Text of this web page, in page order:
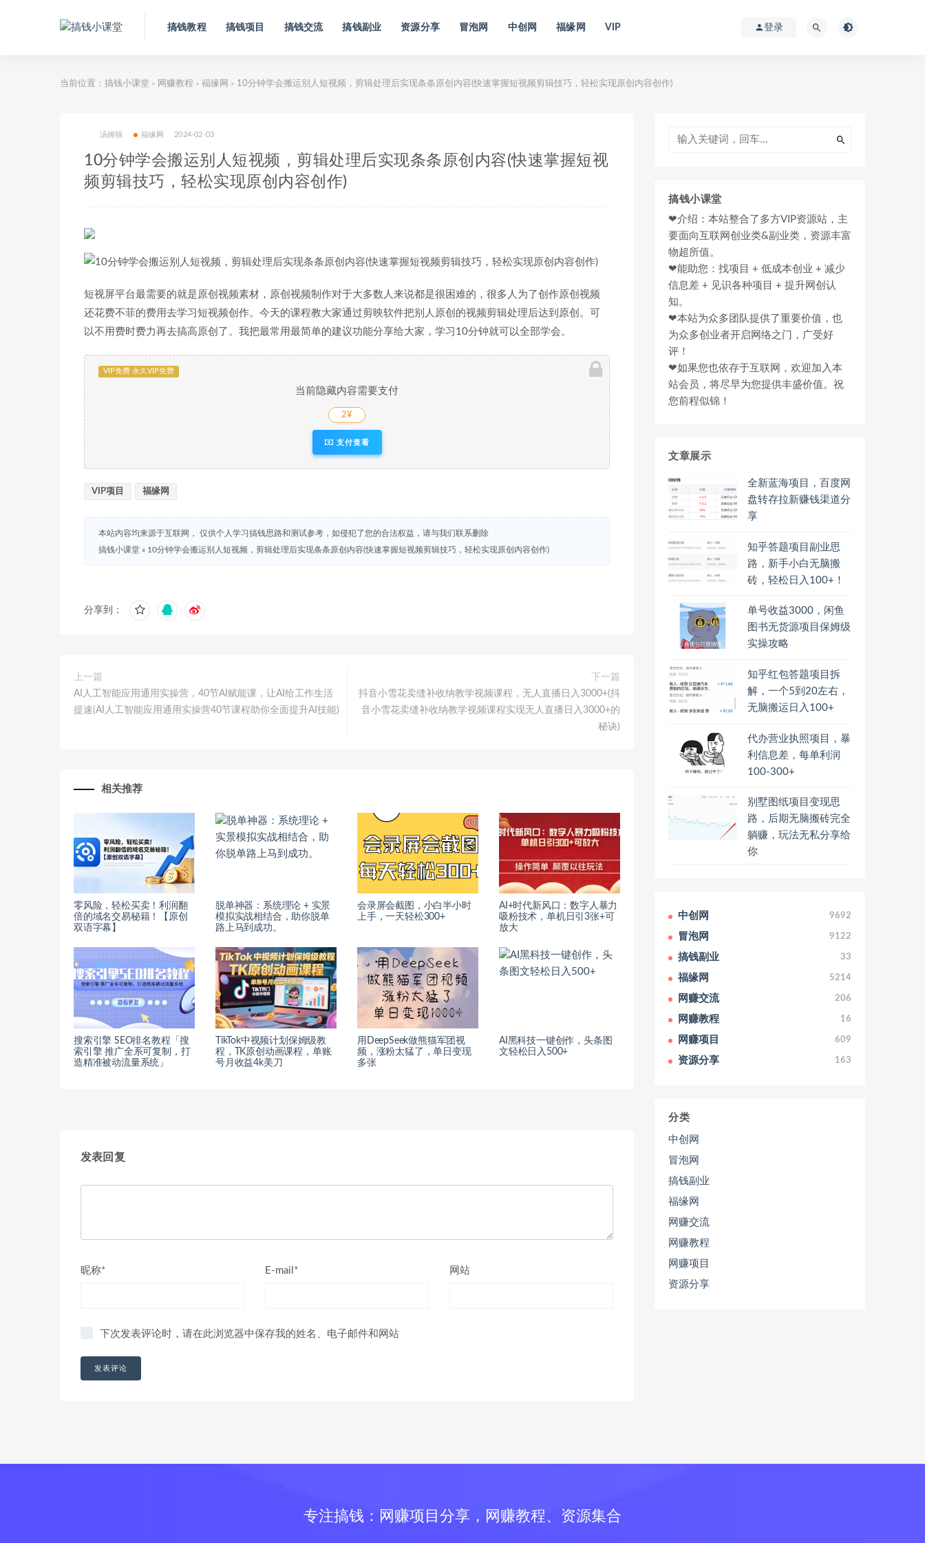
搞钱教程 搞钱项目 搞钱交流 搞钱副业 资源分享 冒泡网 中创网 福缘网 VIP 登录
当前位置： 搞钱小课堂 > 网赚教程 > 福缘网 > 10分钟学会搬运别人短视频，剪辑处理后实现条条原创内容(快速掌握短视频剪辑技巧，轻松实现原创内容创作)
汤姆猫 福缘网 2024-02-03
10分钟学会搬运别人短视频，剪辑处理后实现条条原创内容(快速掌握短视
频剪辑技巧，轻松实现原创内容创作)
短视屏平台最需要的就是原创视频素材，原创视频制作对于大多数人来说都是很困难的，很多人为了创作原创视频
还花费不菲的费用去学习短视频创作。今天的课程教大家通过剪映软件把别人原创的视频剪辑处理后达到原创。可
以不用费时费力再去搞高原创了。我把最常用最简单的建议功能分享给大家，学习10分钟就可以全部学会。
VIP免费 永久VIP免费
当前隐藏内容需要支付
2¥
支付查看
VIP项目 福缘网
本站内容均来源于互联网， 仅供个人学习搞钱思路和测试参考，如侵犯了您的合法权益，请与我们联系删除
搞钱小课堂 » 10分钟学会搬运别人短视频，剪辑处理后实现条条原创内容(快速掌握短视频剪辑技巧，轻松实现原创内容创作)
分享到：
上一篇
AI人工智能应用通用实操营，40节AI赋能课，让AI给工作生活
提速(AI人工智能应用通用实操营40节课程助你全面提升AI技能)
下一篇
抖音小雪花卖缝补收纳教学视频课程，无人直播日入3000+(抖
音小雪花卖缝补收纳教学视频课程实现无人直播日入3000+的
秘诀)
相关推荐
零风险，轻松买卖！利润翻
倍的域名交易秘籍！【原创
双语字幕】
脱单神器：系统理论 + 实景
模拟实战相结合，助你脱单
路上马到成功。
会录屏会截图，小白半小时
上手，一天轻松300+
AI+时代新风口：数字人暴力
吸粉技术，单机日引3张+可
放大
搜索引擎 SEO排名教程「搜
索引擎 推广全系可复制，打
造精准被动流量系统」
TikTok中视频计划保姆级教
程，TK原创动画课程，单账
号月收益4k美刀
用DeepSeek做熊猫军团视
频，涨粉太猛了，单日变现
多张
AI黑科技一键创作，头条图
文轻松日入500+
发表回复
昵称* E-mail* 网站
下次发表评论时，请在此浏览器中保存我的姓名、电子邮件和网站
搞钱小课堂
❤介绍：本站整合了多方VIP资源站，主
要面向互联网创业类&副业类，资源丰富
物超所值。
❤能助您：找项目 + 低成本创业 + 减少
信息差 + 见识各种项目 + 提升网创认
知。
❤本站为众多团队提供了重要价值，也
为众多创业者开启网络之门，广受好
评！
❤如果您也依存于互联网，欢迎加入本
站会员，将尽早为您提供丰盛价值。祝
您前程似锦！
文章展示
全新蓝海项目，百度网
盘转存拉新赚钱渠道分
享
知乎答题项目副业思
路，新手小白无脑搬
砖，轻松日入100+！
单号收益3000，闲鱼
图书无货源项目保姆级
实操攻略
知乎红包答题项目拆
解，一个5到20左右，
无脑搬运日入100+
代办营业执照项目，暴
利信息差，每单利润
100-300+
别墅图纸项目变现思
路，后期无脑搬砖完全
躺赚，玩法无私分享给
你
中创网 9692
冒泡网 9122
搞钱副业 33
福缘网 5214
网赚交流 206
网赚教程 16
网赚项目 609
资源分享 163
分类
中创网
冒泡网
搞钱副业
福缘网
网赚交流
网赚教程
网赚项目
资源分享
专注搞钱：网赚项目分享，网赚教程、资源集合